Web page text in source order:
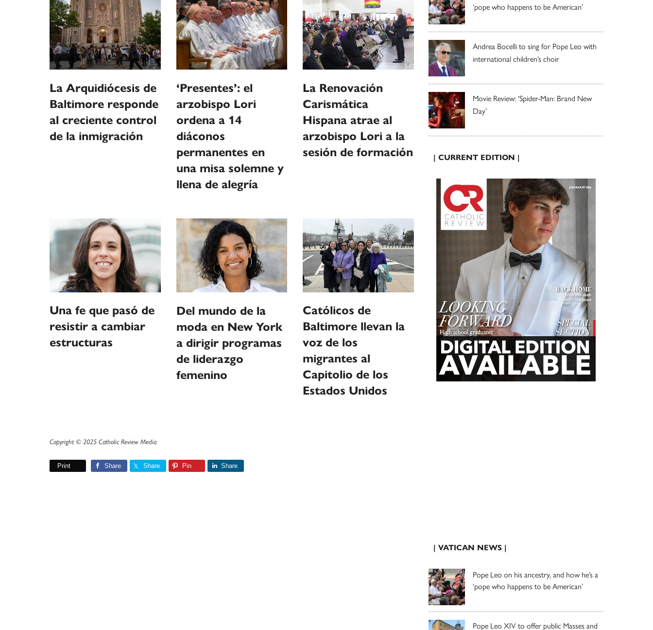
La Arquidiócesis de
Baltimore responde
al creciente control
de la inmigración
‘Presentes’: el
arzobispo Lori
ordena a 14
diáconos
permanentes en
una misa solemne y
llena de alegría
La Renovación
Carismática
Hispana atrae al
arzobispo Lori a la
sesión de formación
Una fe que pasó de
resistir a cambiar
estructuras
Del mundo de la
moda en New York
a dirigir programas
de liderazgo
femenino
Católicos de
Baltimore llevan la
voz de los
migrantes al
Capitolio de los
Estados Unidos
Copyright © 2025 Catholic Review Media
Print Share Share Pin Share
‘pope who happens to be American’
Andrea Bocelli to sing for Pope Leo with
international children’s choir
Movie Review: ‘Spider-Man: Brand New
Day’
| CURRENT EDITION |
| VATICAN NEWS |
Pope Leo on his ancestry, and how he’s a
‘pope who happens to be American’
Pope Leo XIV to offer public Masses and